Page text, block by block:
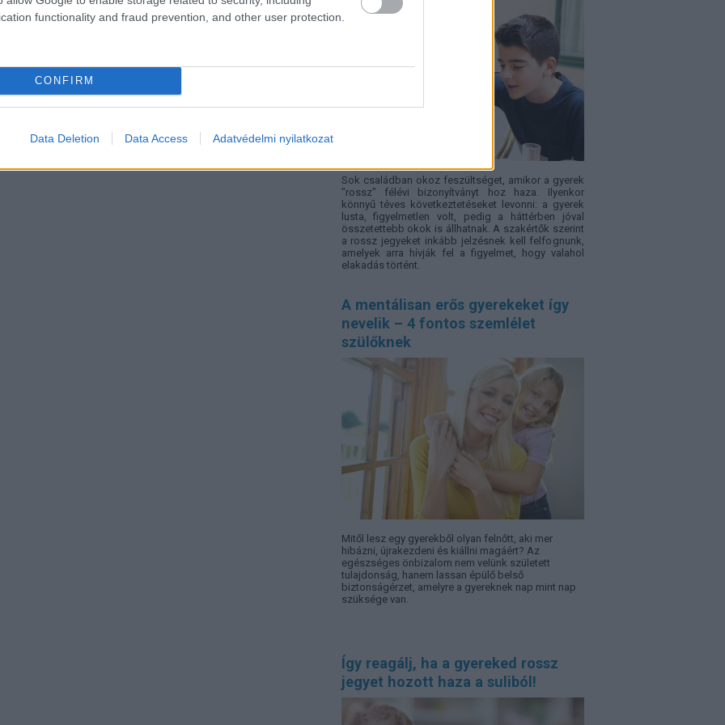
functionality and fraud prevention, and other user protection.
CONFIRM
Data Deletion Data Access Adatvédelmi nyilatkozat
Sok családban okoz feszültséget, amikor a gyerek
"rossz" félévi bizonyítványt hoz haza. Ilyenkor
könnyű téves következtetéseket levonni: a gyerek
lusta, figyelmetlen volt, pedig a háttérben jóval
összetettebb okok is állhatnak. A szakértők szerint
a rossz jegyeket inkább jelzésnek kell felfognunk,
amelyek arra hívják fel a figyelmet, hogy valahol
elakadás történt.
A mentálisan erős gyerekeket így
nevelik – 4 fontos szemlélet
szülőknek
Mitől lesz egy gyerekből olyan felnőtt, aki mer
hibázni, újrakezdeni és kiállni magáért? Az
egészséges önbizalom nem velünk született
tulajdonság, hanem lassan épülő belső
biztonságérzet, amelyre a gyereknek nap mint nap
szüksége van.
Így reagálj, ha a gyereked rossz
jegyet hozott haza a suliból!